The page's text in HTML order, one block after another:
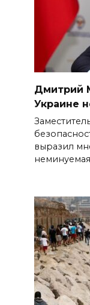
Дмитрий
Украине
выразил